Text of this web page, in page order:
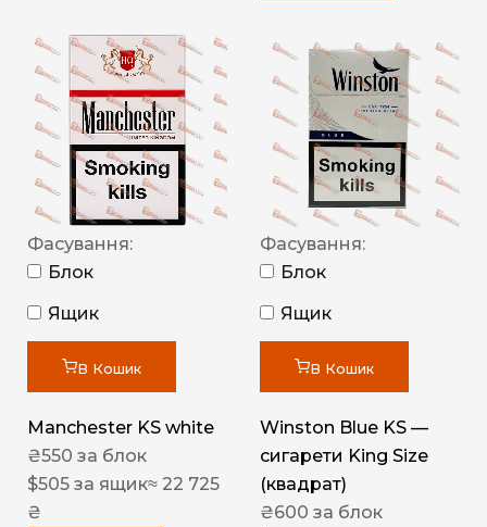
Фасування:
Блок
Ящик
В Кошик
Manchester KS white
₴550 за блок
$505 за ящик≈ 22 725
₴
Фасування:
Блок
Ящик
В Кошик
Winston Blue KS —
сигарети King Size
(квадрат)
₴600 за блок